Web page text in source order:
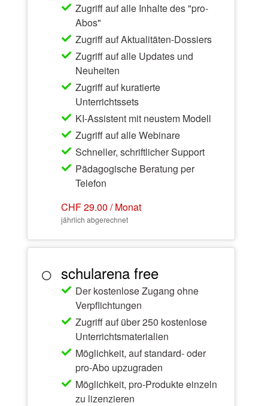
Zugriff auf alle Inhalte des "pro-
Abos"
Zugriff auf Aktualitäten-Dossiers
Zugriff auf alle Updates und
Neuheiten
Zugriff auf kuratierte
Unterrichtssets
KI-Assistent mit neustem Modell
Zugriff auf alle Webinare
Schneller, schriftlicher Support
Pädagogische Beratung per
Telefon
CHF 29.00 / Monat
jährlich abgerechnet
schularena free
Der kostenlose Zugang ohne
Verpflichtungen
Zugriff auf über 250 kostenlose
Unterrichtsmaterialien
Möglichkeit, auf standard- oder
pro-Abo upzugraden
Möglichkeit, pro-Produkte einzeln
zu lizenzieren